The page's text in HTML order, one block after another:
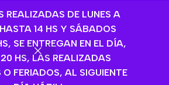
REALIZADAS DE LUNES A
14 HS Y SÁBADOS
SE ENTREGAN EN EL DÍA,
20 HS, LAS REALIZADAS
FERIADOS, AL SIGUIENTE
1915, Vte. López, Provincia de
de 9hs a 13hs / 16hs a 20hs